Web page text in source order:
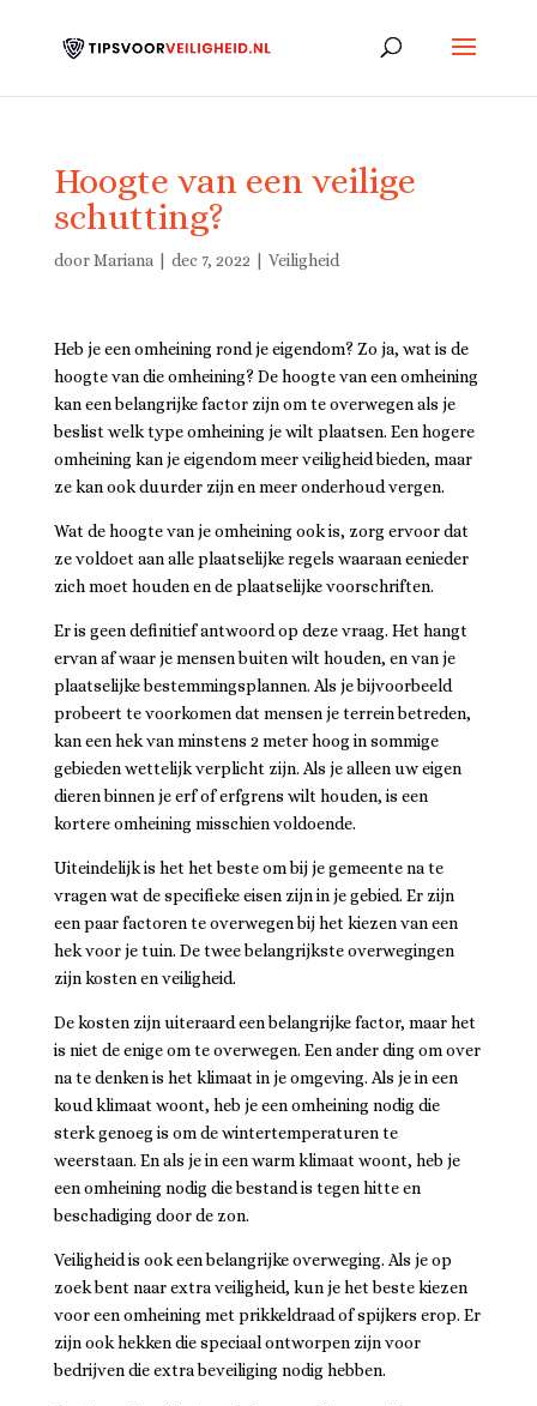
Hoogte van een veilige
schutting?
doorMariana dec 7, 2022 Veiligheid
Heb je een omheining rond je eigendom? Zo ja, wat is de
hoogte van die omheining? De hoogte van een omheining
kan een belangrijke factor zijn om te overwegen als je
beslist welk type omheining je wilt plaatsen. Een hogere
omheining kan je eigendom meer veiligheid bieden, maar
ze kan ook duurder zijn en meer onderhoud vergen.
Wat de hoogte van je omheining ook is, zorg ervoor dat
ze voldoet aan alle plaatselijke regels waaraan eenieder
zich moet houden en de plaatselijke voorschriften.
Er is geen definitief antwoord op deze vraag. Het hangt
ervan af waar je mensen buiten wilt houden, en van je
plaatselijke bestemmingsplannen. Als je bijvoorbeeld
probeert te voorkomen dat mensen je terrein betreden,
kan een hek van minstens 2 meter hoog in sommige
gebieden wettelijk verplicht zijn. Als je alleen uw eigen
dieren binnen je erf of erfgrens wilt houden, is een
kortere omheining misschien voldoende.
Uiteindelijk is het het beste om bij je gemeente na te
vragen wat de specifieke eisen zijn in je gebied. Er zijn
een paar factoren te overwegen bij het kiezen van een
hek voor je tuin. De twee belangrijkste overwegingen
zijn kosten en veiligheid.
De kosten zijn uiteraard een belangrijke factor, maar het
is niet de enige om te overwegen. Een ander ding om over
na te denken is het klimaat in je omgeving. Als je in een
koud klimaat woont, heb je een omheining nodig die
sterk genoeg is om de wintertemperaturen te
weerstaan. En als je in een warm klimaat woont, heb je
een omheining nodig die bestand is tegen hitte en
beschadiging door de zon.
Veiligheid is ook een belangrijke overweging. Als je op
zoek bent naar extra veiligheid, kun je het beste kiezen
voor een omheining met prikkeldraad of spijkers erop. Er
zijn ook hekken die speciaal ontworpen zijn voor
bedrijven die extra beveiliging nodig hebben.